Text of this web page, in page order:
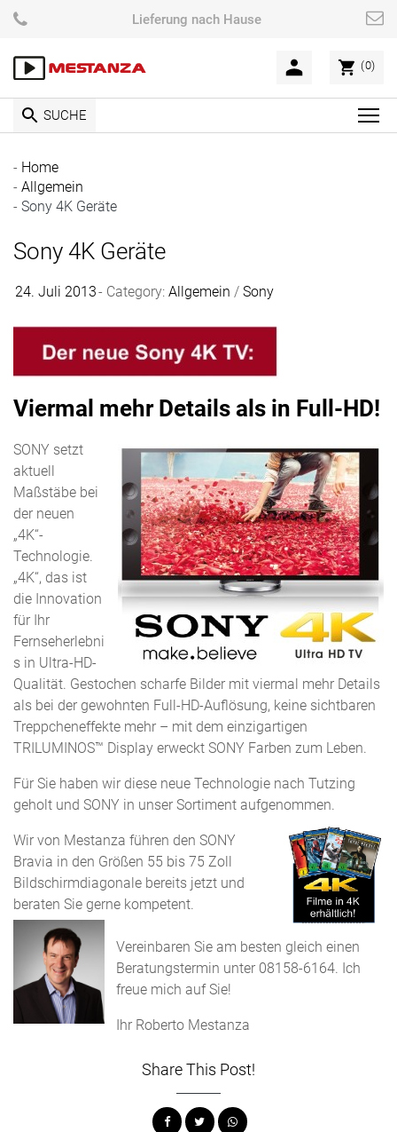
Skip
content
Lieferung nach Hause
(0)
SUCHE
C
e
n
o
n
Home
Allgemein
Sony 4K Geräte
Sony 4K Geräte
24. Juli 2013 Category: Allgemein / Sony
Viermal mehr Details als in Full-HD!
SONY setzt
aktuell
Maßstäbe bei
der neuen
„4K“-
Technologie.
„4K“, das ist
die Innovation
für Ihr
Fernseherlebni
s in Ultra-HD-
Qualität. Gestochen scharfe Bilder mit viermal mehr Details
als bei der gewohnten Full-HD-Auflösung, keine sichtbaren
Treppcheneffekte mehr – mit dem einzigartigen
TRILUMINOS™ Display erweckt SONY Farben zum Leben.
Für Sie haben wir diese neue Technologie nach Tutzing
geholt und SONY in unser Sortiment aufgenommen.
Wir von Mestanza führen den SONY
Bravia in den Größen 55 bis 75 Zoll
Bildschirmdiagonale bereits jetzt und
beraten Sie gerne kompetent.
Vereinbaren Sie am besten gleich einen
Beratungstermin unter 08158-6164. Ich
freue mich auf Sie!
Ihr Roberto Mestanza
Share This Post!